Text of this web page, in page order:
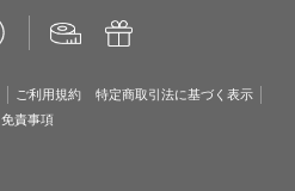
ご利用規約
特定商取引法に基づく表示
免責事項